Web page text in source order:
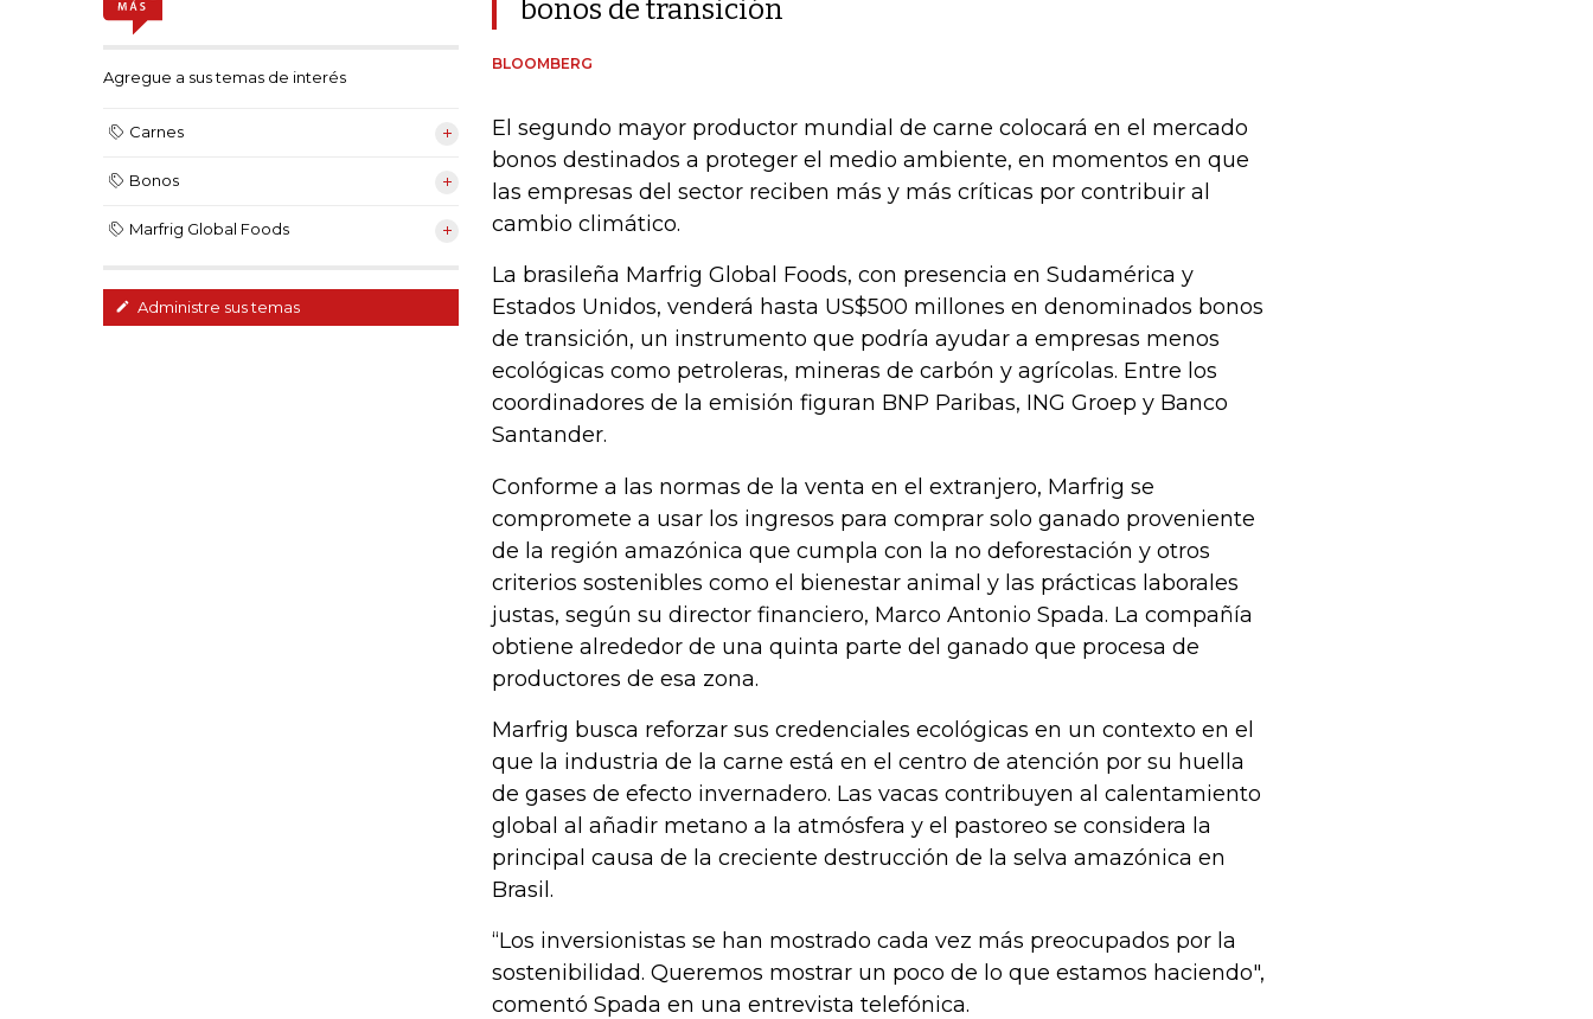
Agregue a sus temas de interés
Carnes
Bonos
Marfrig Global Foods
Administre sus temas
bonos de transición
BLOOMBERG
El segundo mayor productor mundial de carne colocará en el mercado
bonos destinados a proteger el medio ambiente, en momentos en que
las empresas del sector reciben más y más críticas por contribuir al
cambio climático.
La brasileña Marfrig Global Foods, con presencia en Sudamérica y
Estados Unidos, venderá hasta US$500 millones en denominados bonos
de transición, un instrumento que podría ayudar a empresas menos
ecológicas como petroleras, mineras de carbón y agrícolas. Entre los
coordinadores de la emisión figuran BNP Paribas, ING Groep y Banco
Santander.
Conforme a las normas de la venta en el extranjero, Marfrig se
compromete a usar los ingresos para comprar solo ganado proveniente
de la región amazónica que cumpla con la no deforestación y otros
criterios sostenibles como el bienestar animal y las prácticas laborales
justas, según su director financiero, Marco Antonio Spada. La compañía
obtiene alrededor de una quinta parte del ganado que procesa de
productores de esa zona.
Marfrig busca reforzar sus credenciales ecológicas en un contexto en el
que la industria de la carne está en el centro de atención por su huella
de gases de efecto invernadero. Las vacas contribuyen al calentamiento
global al añadir metano a la atmósfera y el pastoreo se considera la
principal causa de la creciente destrucción de la selva amazónica en
Brasil.
“Los inversionistas se han mostrado cada vez más preocupados por la
sostenibilidad. Queremos mostrar un poco de lo que estamos haciendo",
comentó Spada en una entrevista telefónica.